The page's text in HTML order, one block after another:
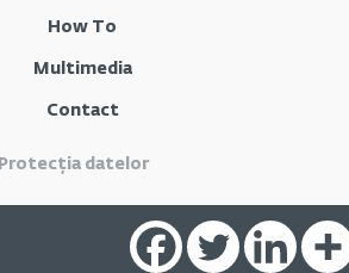
How To
Multimedia
Contact
Protecția datelor